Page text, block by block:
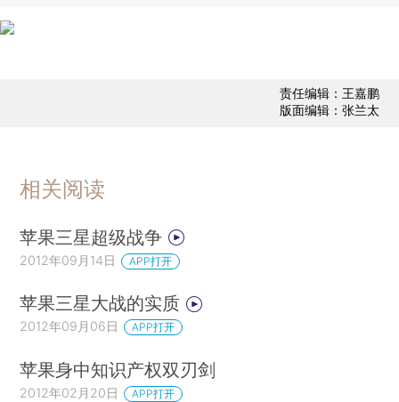
责任编辑：王嘉鹏
版面编辑：张兰太
相关阅读
苹果三星超级战争
2012年09月14日 APP打开
苹果三星大战的实质
2012年09月06日 APP打开
苹果身中知识产权双刃剑
2012年02月20日 APP打开